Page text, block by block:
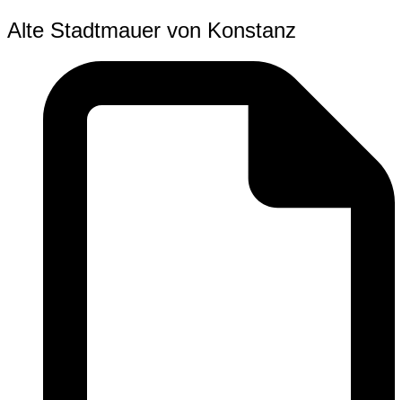
Alte Stadtmauer von Konstanz